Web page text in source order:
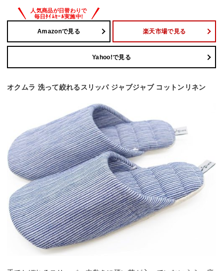
Amazonで見る 楽天市場で見る
Yahoo!で見る
オクムラ 洗って絞れるスリッパ ジャブジャブ コットンリネン